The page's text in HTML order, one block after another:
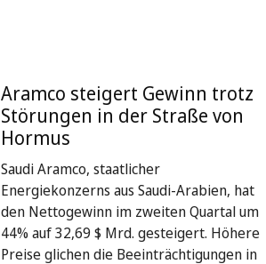
Aramco steigert Gewinn trotz
Störungen in der Straße von
Hormus
Saudi Aramco, staatlicher
Energiekonzerns aus Saudi-Arabien, hat
den Nettogewinn im zweiten Quartal um
44% auf 32,69 $ Mrd. gesteigert. Höhere
Preise glichen die Beeinträchtigungen in